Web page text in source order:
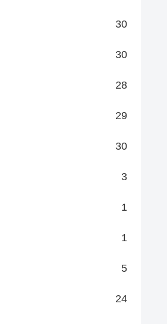
30
30
28
29
30
3
1
1
5
24